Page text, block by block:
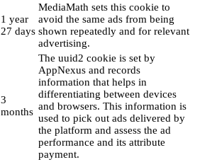
1 year
27 days
MediaMath sets this cookie to
avoid the same ads from being
shown repeatedly and for relevant
advertising.
3
months
The uuid2 cookie is set by
AppNexus and records
information that helps in
differentiating between devices
and browsers. This information is
used to pick out ads delivered by
the platform and assess the ad
performance and its attribute
payment.